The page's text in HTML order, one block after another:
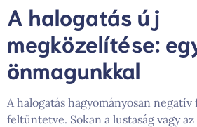
A halogatás új
megközelítése:
önmagunkkal
A halogatás hagyományosan negatív
feltüntetve. Sokan a lustaság vagy